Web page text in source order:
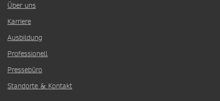
Über uns
Karriere
Ausbildung
Professionell
Pressebüro
Standorte & Kontakt